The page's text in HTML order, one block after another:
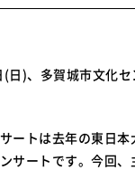
)、多賀城市文化セ
ートは去年の東日本
サートです。今回